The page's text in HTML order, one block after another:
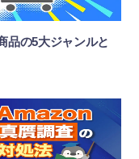
品の5大ジャンルと